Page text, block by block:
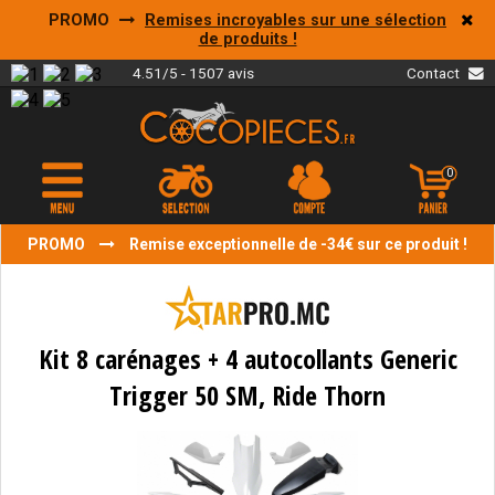
PROMO
Remises incroyables sur une sélection
de produits !
4.51/5 - 1507 avis Contact
0
PROMO Remise exceptionnelle de -34€ sur ce produit !
Kit 8 carénages + 4 autocollants Generic
Trigger 50 SM, Ride Thorn